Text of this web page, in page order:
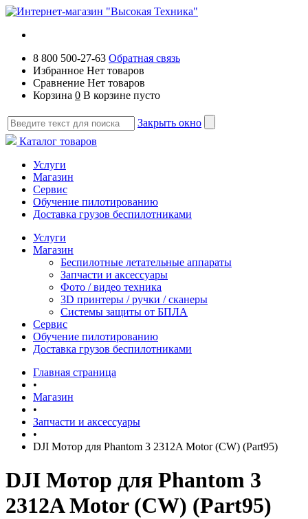
8 800 500-27-63 Обратная связь
Избранное Нет товаров
Сравнение Нет товаров
Корзина 0 В корзине пусто
Закрыть окно
Каталог товаров
Услуги
Магазин
Сервис
Обучение пилотированию
Доставка грузов беспилотниками
Услуги
Магазин
Беспилотные летательные аппараты
Запчасти и аксессуары
Фото / видео техника
3D принтеры / ручки / сканеры
Системы защиты от БПЛА
Сервис
Обучение пилотированию
Доставка грузов беспилотниками
Главная страница
•
Магазин
•
Запчасти и аксессуары
•
DJI Мотор для Phantom 3 2312A Motor (CW) (Part95)
DJI Мотор для Phantom 3
2312A Motor (CW) (Part95)